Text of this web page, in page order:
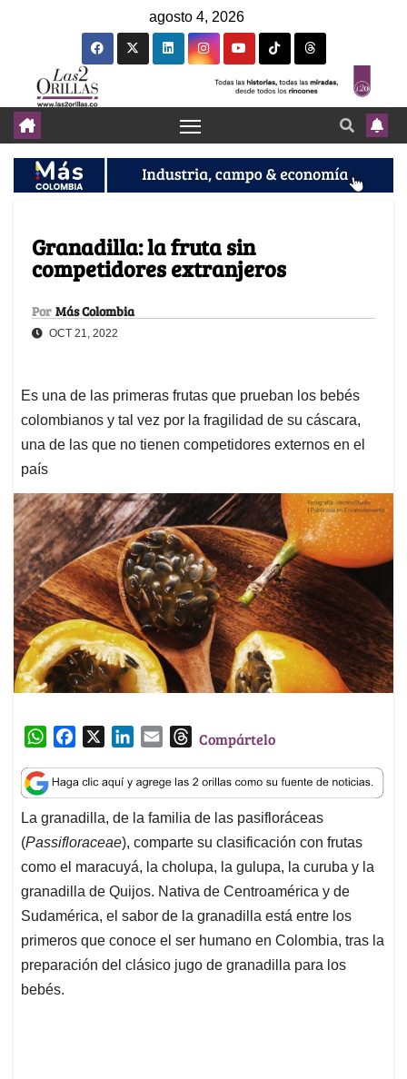
agosto 4, 2026
Granadilla: la fruta sin
competidores extranjeros
Por Más Colombia
OCT 21, 2022
Es una de las primeras frutas que prueban los bebés
colombianos y tal vez por la fragilidad de su cáscara,
una de las que no tienen competidores externos en el
país
W
a
t
s
A
p
p
c
e
b
o
o
k
n
k
e
d
I
n
a
i
l
T
r
e
a
d
s
Compártelo
La granadilla, de la familia de las pasifloráceas
(Passifloraceae), comparte su clasificación con frutas
como el maracuyá, la cholupa, la gulupa, la curuba y la
granadilla de Quijos. Nativa de Centroamérica y de
Sudamérica, el sabor de la granadilla está entre los
primeros que conoce el ser humano en Colombia, tras la
preparación del clásico jugo de granadilla para los
bebés.